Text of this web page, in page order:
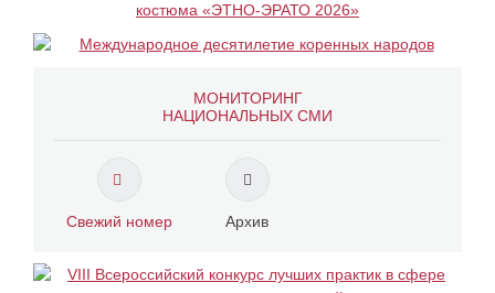
МОНИТОРИНГ
НАЦИОНАЛЬНЫХ СМИ
Свежий номер Архив